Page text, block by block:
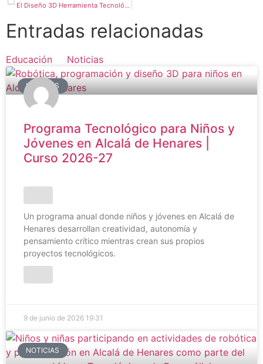
El Diseño 3D Herramienta Tecnológica que fomenta la resolución de problemas en niñ@s y jóvenes
Entradas relacionadas
Educación Noticias
NOTICIAS
Programa Tecnológico para Niños y
Jóvenes en Alcalá de Henares |
Curso 2026-27
Un programa anual donde niños y jóvenes en Alcalá de
Henares desarrollan creatividad, autonomía y
pensamiento crítico mientras crean sus propios
proyectos tecnológicos.
9 de junio de 2026 19:31
NOTICIAS